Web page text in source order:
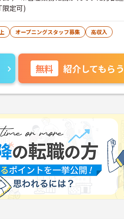
定可)
オープニングスタッフ募集
高収入
無料 紹介してもらう